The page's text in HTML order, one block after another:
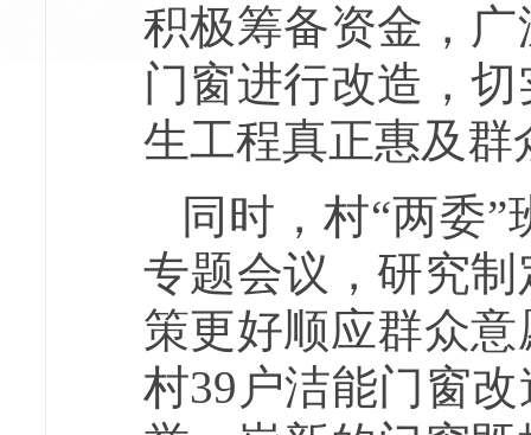
积极筹备资金，
门窗进行改造，
生工程真正惠及群
同时，村“两委
专题会议，研究
策更好顺应群众
村39户洁能门窗